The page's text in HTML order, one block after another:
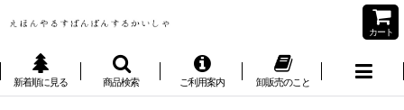
カート
新着順に見る 商品検索 ご利用案内 卸販売のこと